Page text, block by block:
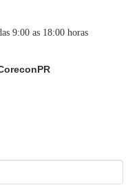
9:00 as 18:00 horas